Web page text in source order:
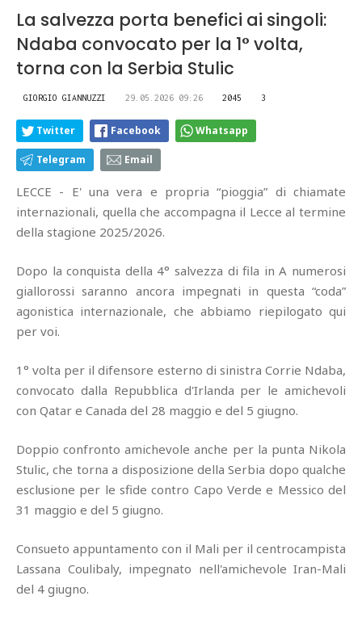
La salvezza porta benefici ai singoli:
Ndaba convocato per la 1° volta,
torna con la Serbia Stulic
GIORGIO GIANNUZZI 29.05.2026 09:26 2045 3
Twitter Facebook Whatsapp
Telegram Email
LECCE - E' una vera e propria “pioggia” di chiamate
internazionali, quella che accompagna il Lecce al termine
della stagione 2025/2026.
Dopo la conquista della 4° salvezza di fila in A numerosi
giallorossi saranno ancora impegnati in questa “coda”
agonistica internazionale, che abbiamo riepilogato qui
per voi.
1° volta per il difensore esterno di sinistra Corrie Ndaba,
convocato dalla Repubblica d'Irlanda per le amichevoli
con Qatar e Canada del 28 maggio e del 5 giugno.
Doppio confronto amichevole anche per la punta Nikola
Stulic, che torna a disposizione della Serbia dopo qualche
esclusione per le sfide contro Capo Verde e Messico del
31 maggio e del 5 giugno.
Consueto appuntamento con il Mali per il centrocampista
Lassana Coulibaly, impegnato nell'amichevole Iran-Mali
del 4 giugno.